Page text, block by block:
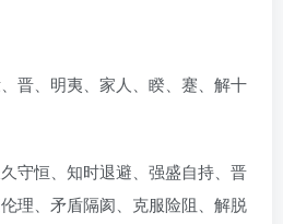
晋、明夷、家人、睽、蹇、解十
守恒、知时退避、强盛自持、晋
理、矛盾隔阂、克服险阻、解脱